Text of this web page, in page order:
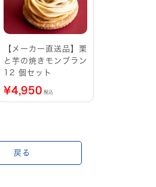
【メーカー直送品】栗
と芋の焼きモンブラン
12 個セット
¥4,950 税込
戻る